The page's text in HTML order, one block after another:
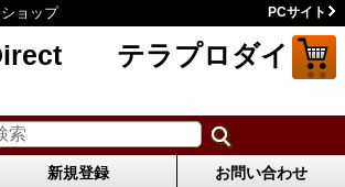
ョップ PCサイト
テラプロダイ
新規登録 お問い合わせ